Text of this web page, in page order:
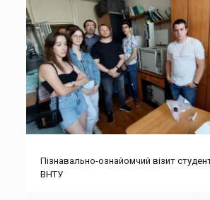
Пізнавально-ознайомчий візит
ВНТУ